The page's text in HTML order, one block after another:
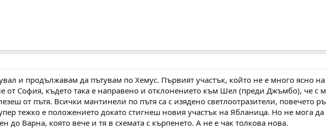
и продължавам да пътувам по Хемус. Първият участък, който не е много ясно на
от София, където така е направено и отклонението към Шел (преди Джъмбо), че с
от пътя. Всички мантинели по пътя са с изядено светлоотразители, повечето
тежко е положението докато стигнеш новия участък на Ябланица. Но не мога
до Варна, която вече и тя в схемата с кърпенето. А не е чак толкова нова.